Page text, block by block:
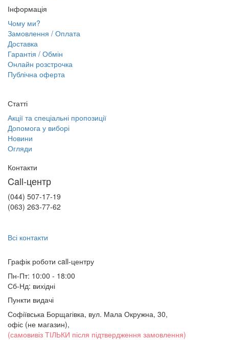
Інформація
Чому ми?
Замовлення / Оплата
Доставка
Гарантія / Обмін
Онлайн розстрочка
Публічна оферта
Статті
Акції та спеціальні пропозиції
Допомога у виборі
Новини
Огляди
Контакти
Call-центр
(044) 507-17-19
(063) 263-77-62
Всі контакти
Графік роботи сall-центру
Пн-Пт: 10:00 - 18:00
Сб-Нд: вихідні
Пункти видачі
Софіївська Борщагівка, вул. Мала Окружна, 30,
офіс (не магазин),
(самовивіз ТІЛЬКИ після підтвердження замовлення)